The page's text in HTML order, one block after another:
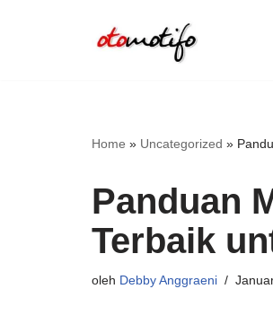
Home » Uncategorized »
Panduan
Terbaik
oleh Debby Anggraeni